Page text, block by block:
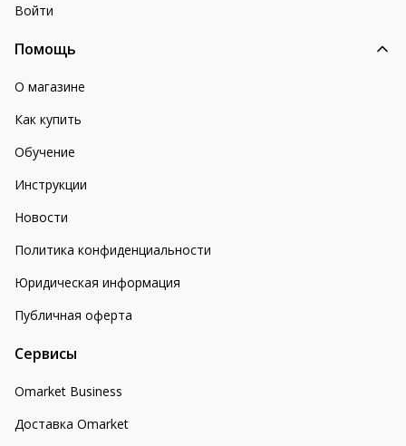
Войти
Помощь
О магазине
Как купить
Обучение
Инструкции
Новости
Политика конфиденциальности
Юридическая информация
Публичная оферта
Сервисы
Omarket Business
Доставка Omarket